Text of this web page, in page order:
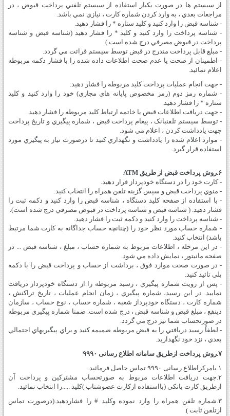
از سيستم ها در صورت يکبار استفاده از سيستم تلفني پرداخت قبوض ، در
مراجعات بعدي ، به وارد کردن شماره کارت ، نيازي نمي باشد.
- شناسه قبض را وارد کنيد و کليد ستاره * را فشار دهيد.
- شناسه پرداخت را وارد کنيد و کليد * را فشار دهيد (شناسه قبض و شناسه
پرداخت در قبوض مصرفي درج شده است.)
- مبلغ قابل پرداخت مندرج در قبض توسط سيستم قرائت مي گردد.
- اطمينان از صحت يا عدم صحت اطلاعات داده شده را با فشار دكمه مربوطه
اعلام نمائيد.
- جهت انجام عمليات پرداخت کليد مربوطه را فشار دهيد.
- شماره رمز دوم (رمز مخصوص پايانه هاي مجازي) خود را وارد کنيد و کليد
ستاره * را فشار دهيد.
- جهت دريافت اطلاعات قبض يا خاتمه ارتباط کليد مربوطه را فشار دهيد.
- توسط سيستم تلفنبانک ، پيغام پرداخت قبض ، شماره پيگيري و تاريخ پرداخت
جهت يادداشت کردن ، اعلام مي­ شود.
- موارد اعلام شده را يادداشت و نگهداري کنيد تا درصورت نياز به پيگيري مورد
استفاده قرار گيرد.
۶.روش پرداخت قبض از طريق ATM
- كارت خود را در دستگاه خودپرداز قرار دهيد.
- منوي پرداخت قبض و سپس گزينه تلفن­ همراه را انتخاب کنيد.
- با استفاده از صفحه کليد دستگاه ، شناسه قبض را وارد کنيد و دکمه ثبت را
فشار دهيد. ( شناسه قبض و شناسه پرداخت در قبوض مصرفي درج شده است).
- شناسه پرداخت را وارد کنيد و دکمه ثبت را فشار دهيد.
- شماره حساب مورد نظر خود را (چنانچه حساب جداگانه به کارت شما مرتبط
باشد) انتخاب کنيد.
- در اين مرحله ، اطلاعات مربوط به شماره حساب ، مبلغ ، شناسه قبض ... در
صفحه مانيتور ، نمايش داده مي­ شود.
- در صورت صحت موارد فوق ، برداشت از حساب و پرداخت قبض را با دکمه
بلي تائيد کنيد.
- پس از رويت شماره پيگيري ، رسيد مربوطه را از دستگاه خودپرداز دريافت
نماييد. در اين رسيد، شماره پيگيري ، زمان انجام عمليات ، تاريخ تراکنش ،
شماره کارت ، دستگاه خودپرداز شعبه ، شماره حساب ، نوع حساب ، سازمان
ذينفع ، مبلغ قبض و شناسه قبض ، درج شده است. ضمنا شماره پيگيري مربوطه
در صورتحساب شما نيز درج مي­ گردد.
- لطفاً رسيد دريافتي را به قبض مربوطه ضميمه کنيد و براي پيگيري­هاي احتمالي
بعدي ، نزد خود نگهداريد.
۷.روش پرداخت ازطریق سامانه اطلاع رسانی ۹۹۹۰
۱.بامرکزاطلاع رسانی ۹۹۹۰ تماس حاصل فرمائید.
۲.جهت دریافت اطلاعات مربوط به صورتحساب مشترکین و پرداخت آن
ازطریق کارت بانکی (بااستفاده ازکارت عضوشتاب )کلید .....را انتخاب نمائید.
۳.شماره تلفن­ همراه را وارد نموده وکلید # را فشاردهید.(درصورت تماس
ازتلفن ثابت )